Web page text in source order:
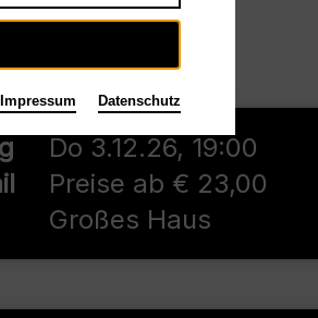
Do 3.12.26, 19:00
Preise ab € 23,00
Großes Haus
Impressum Datenschutz